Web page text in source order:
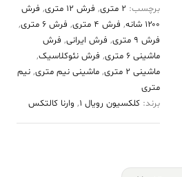
طرح
ایوان
آجری
حاشیه
کرم
برچسب: 2 متری , فرش 12 متری , فرش
۱۲۰۰ شانه
, فرش 4 متری , فرش 6 متری
,
فرش 9 متری
, فرش ایرانی, فرش
ماشینی 6 متری
, فرش نئوکلاسیک,
ماشینی 2 متری
, ماشینی نیم متری, نیم
متری
برند: کلکسیون رویال 1 , وارنا کالتکس